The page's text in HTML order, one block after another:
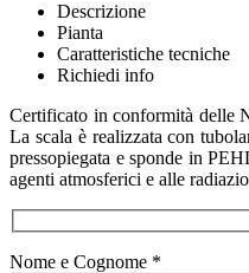
Descrizione
Pianta
Caratteristiche tecniche
Richiedi info
Certificato in conformità delle
La scala è realizzata con
pressopiegata e sponde in
agenti atmosferici e alle
Nome e Cognome *